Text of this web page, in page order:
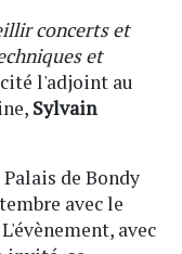
concerts et
et
l'adjoint au
Sylvain
de Bondy
avec le
L'évènement, avec